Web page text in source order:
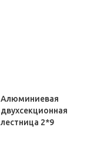
Алюминиевая
двухсекционная
лестница 2*9